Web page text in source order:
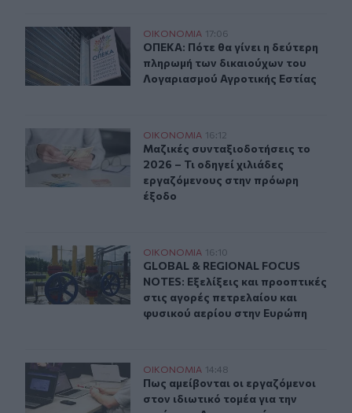
ΟΠΕΚΑ: Πότε θα γίνει η δεύτερη πληρωμή των
ΟΙΚΟΝΟΜΙΑ 17:06
ΟΠΕΚΑ: Πότε θα γίνει η δεύτερη
ΟΠΕΚΑ: Πότε θα γίνει η δεύτερη
πληρωμή των δικαιούχων του
Λογαριασμού Αγροτικής Εστίας
Μαζικές συνταξιοδοτήσεις το 2026 – Τι οδηγεί
ΟΙΚΟΝΟΜΙΑ 16:12
Μαζικές συνταξιοδοτήσεις το
Μαζικές συνταξιοδοτήσεις το
2026 – Τι οδηγεί χιλιάδες
εργαζόμενους στην πρόωρη
έξοδο
GLOBAL & REGIONAL FOCUS NOTES: Εξελίξεις και
ΟΙΚΟΝΟΜΙΑ 16:10
GLOBAL & REGIONAL FOCUS
GLOBAL & REGIONAL FOCUS
NOTES: Εξελίξεις και προοπτικές
στις αγορές πετρελαίου και
φυσικού αερίου στην Ευρώπη
Πως αμείβονται οι εργαζόμενοι στον ιδιωτικό τομέα
ΟΙΚΟΝΟΜΙΑ 14:48
Πως αμείβονται οι εργαζόμενοι
Πως αμείβονται οι εργαζόμενοι
στον ιδιωτικό τομέα για την